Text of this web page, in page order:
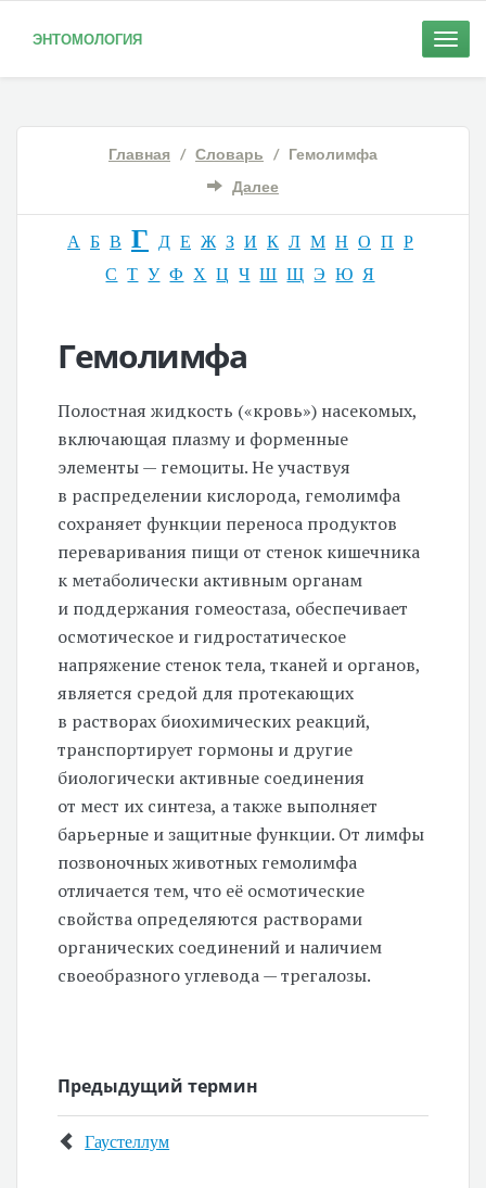
ЭНТОМОЛОГИЯ
Toggle
Главная / Словарь / Гемолимфа
Далее
А Б В Г Д Е Ж З И К Л М Н О П Р
С Т У Ф Х Ц Ч Ш Щ Э Ю Я
Гемолимфа
Полостная жидкость («кровь») насекомых,
включающая плазму и форменные
элементы — гемоциты. Не участвуя
в распределении кислорода, гемолимфа
сохраняет функции переноса продуктов
переваривания пищи от стенок кишечника
к метаболически активным органам
и поддержания гомеостаза, обеспечивает
осмотическое и гидростатическое
напряжение стенок тела, тканей и органов,
является средой для протекающих
в растворах биохимических реакций,
транспортирует гормоны и другие
биологически активные соединения
от мест их синтеза, а также выполняет
барьерные и защитные функции. От лимфы
позвоночных животных гемолимфа
отличается тем, что её осмотические
свойства определяются растворами
органических соединений и наличием
своеобразного углевода — трегалозы.
Предыдущий термин
Гаустеллум